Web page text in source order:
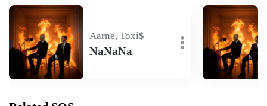
Aarne, Toxi$
NaNaNa